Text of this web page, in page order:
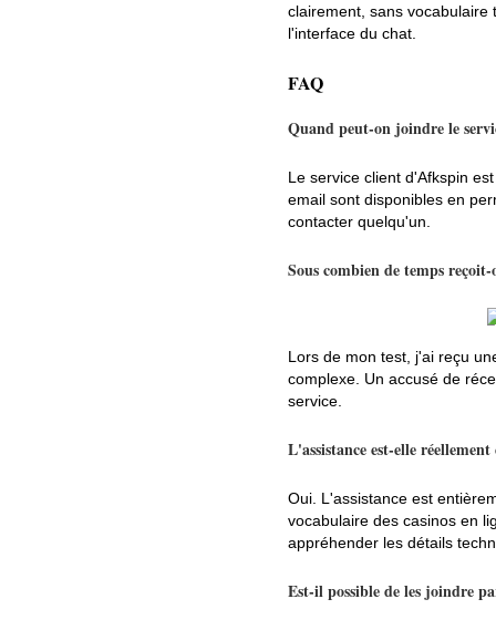
clairement, sans
l'interface du chat.
FAQ
Quand peut-on joindre le
Le service client d'Afkspin
email sont disponibles en
contacter quelqu'un.
Sous combien de temps
Lors de mon test, j'ai reçu
complexe. Un accusé de
service.
L'assistance est-elle
Oui. L'assistance est
vocabulaire des casinos en
appréhender les détails
Est-il possible de les joindre